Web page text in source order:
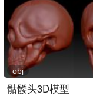
骷髅头3D模型
obj